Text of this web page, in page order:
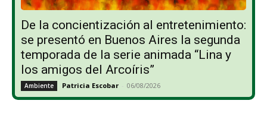
De la concientización al entretenimiento:
se presentó en Buenos Aires la segunda
temporada de la serie animada “Lina y
los amigos del Arcoíris”
Ambiente Patricia Escobar - 06/08/2026